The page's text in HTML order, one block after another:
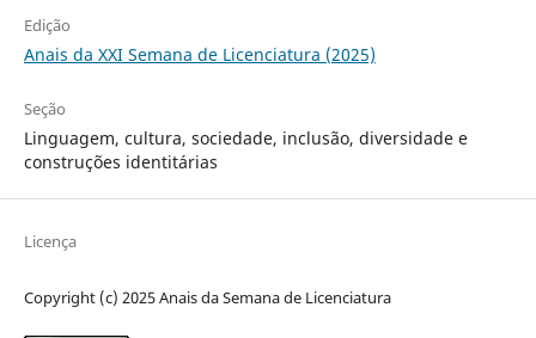
Edição
Anais da XXI Semana de Licenciatura (2025)
Seção
Linguagem, cultura, sociedade, inclusão, diversidade e
construções identitárias
Licença
Copyright (c) 2025 Anais da Semana de Licenciatura